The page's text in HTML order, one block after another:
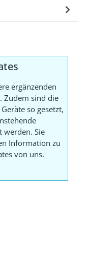
ergänzenden
Zudem sind die
so gesetzt,
werden. Sie
Information zu
von uns.